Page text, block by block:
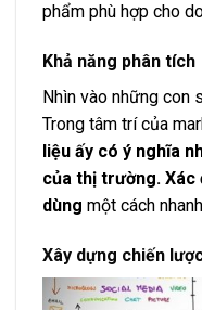
phẩm phù hợp cho
Khả năng phân tích
Nhìn vào những con
Trong tâm trí của
liệu ấy có ý nghĩa
của thị trường. Xác
dùng một cách
Xây dựng chiến